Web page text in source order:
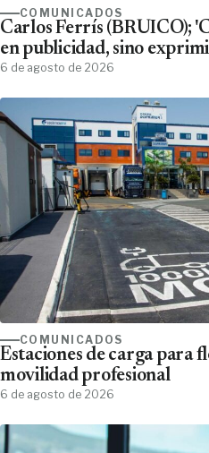
COMUNICADOS
Carlos Ferrís (BRUICO);
en publicidad, sino
6 de agosto de 2026
COMUNICADOS
Estaciones de carga para
movilidad profesional
6 de agosto de 2026